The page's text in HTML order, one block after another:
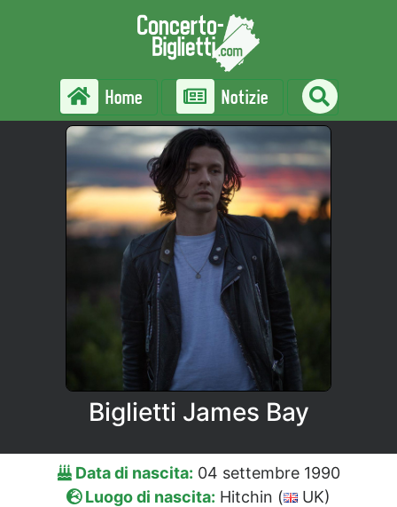
Home Notizie
Biglietti James Bay
Data di nascita: 04 settembre 1990
Luogo di nascita: Hitchin ( UK)